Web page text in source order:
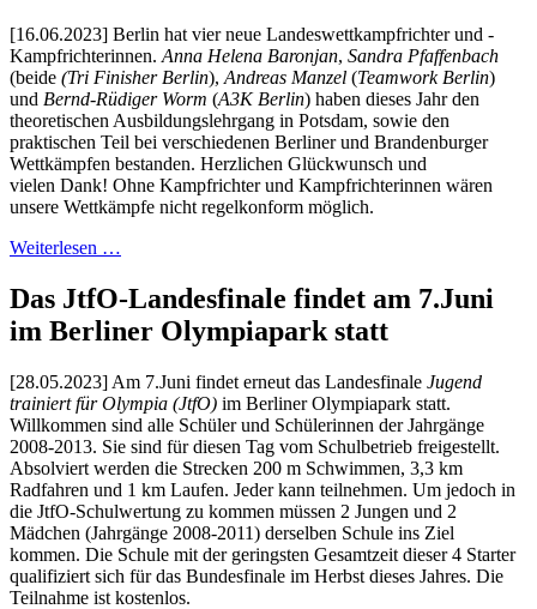
[16.06.2023] Berlin hat vier neue Landeswettkampfrichter und -
Kampfrichterinnen. Anna Helena Baronjan, Sandra Pfaffenbach
(beide (Tri Finisher Berlin), Andreas Manzel (Teamwork Berlin)
und Bernd-Rüdiger Worm (A3K Berlin) haben dieses Jahr den
theoretischen Ausbildungslehrgang in Potsdam, sowie den
praktischen Teil bei verschiedenen Berliner und Brandenburger
Wettkämpfen bestanden. Herzlichen Glückwunsch und
vielen Dank! Ohne Kampfrichter und Kampfrichterinnen wären
unsere Wettkämpfe nicht regelkonform möglich.
Weiterlesen …
Das JtfO-Landesfinale findet am 7.Juni
im Berliner Olympiapark statt
[28.05.2023] Am 7.Juni findet erneut das Landesfinale Jugend
trainiert für Olympia (JtfO) im Berliner Olympiapark statt.
Willkommen sind alle Schüler und Schülerinnen der Jahrgänge
2008-2013. Sie sind für diesen Tag vom Schulbetrieb freigestellt.
Absolviert werden die Strecken 200 m Schwimmen, 3,3 km
Radfahren und 1 km Laufen. Jeder kann teilnehmen. Um jedoch in
die JtfO-Schulwertung zu kommen müssen 2 Jungen und 2
Mädchen (Jahrgänge 2008-2011) derselben Schule ins Ziel
kommen. Die Schule mit der geringsten Gesamtzeit dieser 4 Starter
qualifiziert sich für das Bundesfinale im Herbst dieses Jahres. Die
Teilnahme ist kostenlos.